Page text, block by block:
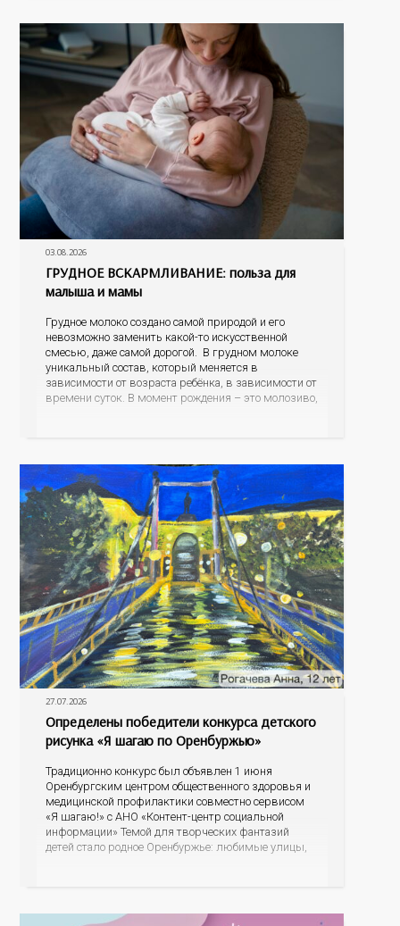
03.08.2026
ГРУДНОЕ ВСКАРМЛИВАНИЕ: польза для
малыша и мамы
Грудное молоко создано самой природой и его
невозможно заменить какой-то искусственной
смесью, даже самой дорогой. В грудном молоке
уникальный состав, который меняется в
зависимости от возраста ребёнка, в зависимости от
времени суток. В момент рождения – это молозиво,
27.07.2026
Определены победители конкурса детского
рисунка «Я шагаю по Оренбуржью»
Традиционно конкурс был объявлен 1 июня
Оренбургским центром общественного здоровья и
медицинской профилактики совместно сервисом
«Я шагаю!» с АНО «Контент-центр социальной
информации» Темой для творческих фантазий
детей стало родное Оренбуржье: любимые улицы,